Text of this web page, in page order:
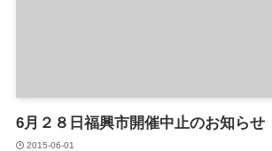
6月２８日福興市開催中止のお知らせ
2015-06-01